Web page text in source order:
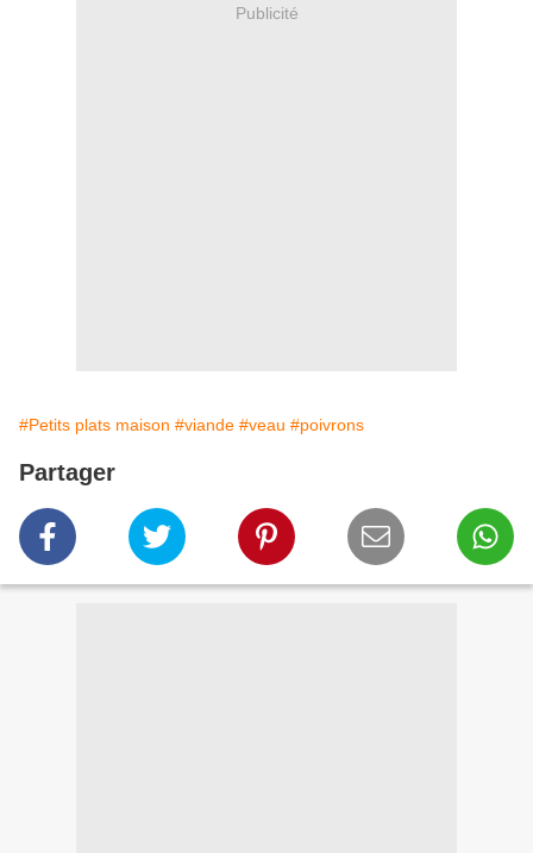
Publicité
#Petits plats maison #viande #veau #poivrons
Partager